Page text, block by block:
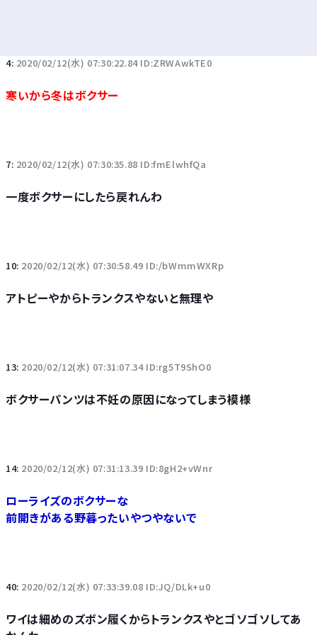
4: 2020/02/12(水) 07:30:22.84 ID:ZRWAwkTE0
寒いから冬はボクサー
7: 2020/02/12(水) 07:30:35.88 ID:fmElwhfQa
一度ボクサーにしたら戻れんわ
10: 2020/02/12(水) 07:30:58.49 ID:/bWmmWXRp
アトピーやからトランクスやないと無理や
13: 2020/02/12(水) 07:31:07.34 ID:rg5T9ShO0
ボクサーパンツは不妊の原因になってしまう模様
14: 2020/02/12(水) 07:31:13.39 ID:8gH2+vWnr
ローライズのボクサーな
前開きがある野暮ったいやつやないで
40: 2020/02/12(水) 07:33:39.08 ID:JQ/DLk+u0
ワイは細めのズボン履くからトランクスやとゴソゴソしてあ